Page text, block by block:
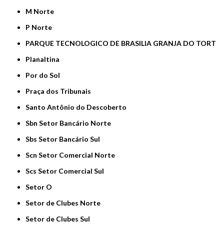
M Norte
P Norte
PARQUE TECNOLOGICO DE BRASILIA GRANJA DO TORT
Planaltina
Por do Sol
Praça dos Tribunais
Santo Antônio do Descoberto
Sbn Setor Bancário Norte
Sbs Setor Bancário Sul
Scn Setor Comercial Norte
Scs Setor Comercial Sul
Setor O
Setor de Clubes Norte
Setor de Clubes Sul